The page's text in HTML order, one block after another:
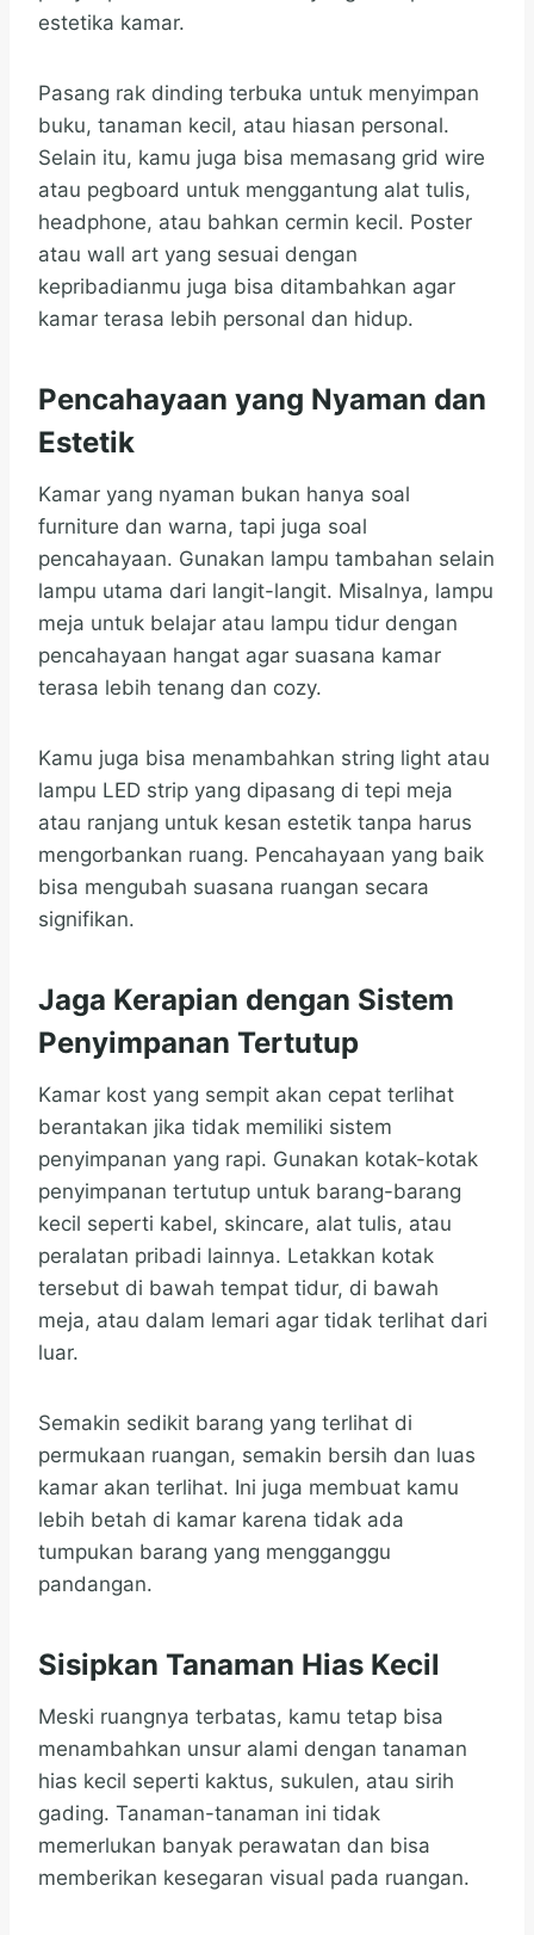
estetika kamar.
Pasang rak dinding terbuka untuk menyimpan
buku, tanaman kecil, atau hiasan personal.
Selain itu, kamu juga bisa memasang grid wire
atau pegboard untuk menggantung alat tulis,
headphone, atau bahkan cermin kecil. Poster
atau wall art yang sesuai dengan
kepribadianmu juga bisa ditambahkan agar
kamar terasa lebih personal dan hidup.
Pencahayaan yang Nyaman dan
Estetik
Kamar yang nyaman bukan hanya soal
furniture dan warna, tapi juga soal
pencahayaan. Gunakan lampu tambahan selain
lampu utama dari langit-langit. Misalnya, lampu
meja untuk belajar atau lampu tidur dengan
pencahayaan hangat agar suasana kamar
terasa lebih tenang dan cozy.
Kamu juga bisa menambahkan string light atau
lampu LED strip yang dipasang di tepi meja
atau ranjang untuk kesan estetik tanpa harus
mengorbankan ruang. Pencahayaan yang baik
bisa mengubah suasana ruangan secara
signifikan.
Jaga Kerapian dengan Sistem
Penyimpanan Tertutup
Kamar kost yang sempit akan cepat terlihat
berantakan jika tidak memiliki sistem
penyimpanan yang rapi. Gunakan kotak-kotak
penyimpanan tertutup untuk barang-barang
kecil seperti kabel, skincare, alat tulis, atau
peralatan pribadi lainnya. Letakkan kotak
tersebut di bawah tempat tidur, di bawah
meja, atau dalam lemari agar tidak terlihat dari
luar.
Semakin sedikit barang yang terlihat di
permukaan ruangan, semakin bersih dan luas
kamar akan terlihat. Ini juga membuat kamu
lebih betah di kamar karena tidak ada
tumpukan barang yang mengganggu
pandangan.
Sisipkan Tanaman Hias Kecil
Meski ruangnya terbatas, kamu tetap bisa
menambahkan unsur alami dengan tanaman
hias kecil seperti kaktus, sukulen, atau sirih
gading. Tanaman-tanaman ini tidak
memerlukan banyak perawatan dan bisa
memberikan kesegaran visual pada ruangan.